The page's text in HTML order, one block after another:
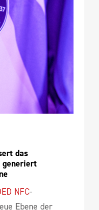
das
generiert
NFC-
Ebene der